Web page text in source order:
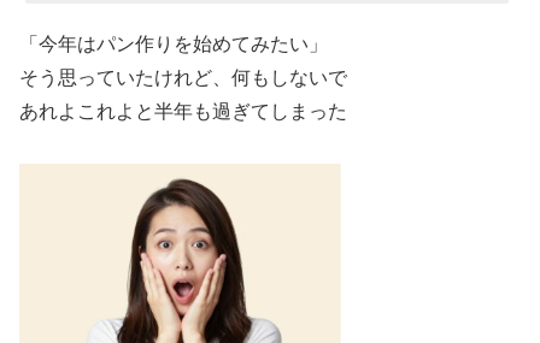
「今年はパン作りを始めてみたい」
そう思っていたけれど、何もしないで
あれよこれよと半年も過ぎてしまった